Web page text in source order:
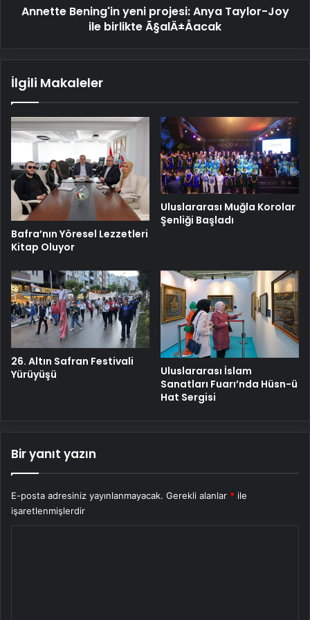
Ã§alÄ±Åacak
Annette Bening'in yeni projesi: Anya Taylor-Joy
ile birlikte Ã§alÄ±Åacak
İlgili Makaleler
Bafra’nın Yöresel Lezzetleri
Kitap Oluyor
Uluslararası Muğla Korolar
Şenliği Başladı
26. Altın Safran Festivali
Yürüyüşü
Uluslararası İslam
Sanatları Fuarı’nda Hüsn-ü
Hat Sergisi
Bir yanıt yazın
E-posta adresiniz yayınlanmayacak. Gerekli alanlar * ile
işaretlenmişlerdir